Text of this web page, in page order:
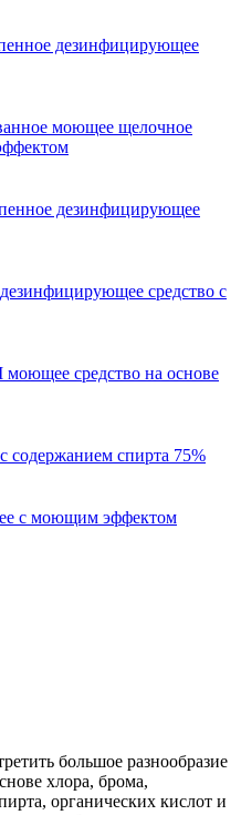
дезинфицирующее
моющее щелочное
дезинфицирующее
средство с
средство на основе
содержанием спирта 75%
с моющим эффектом
большое разнообразие
хлора, брома,
органических кислот и